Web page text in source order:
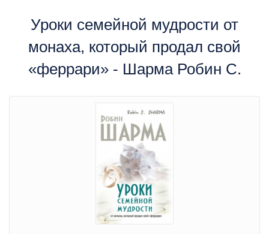
Уроки семейной мудрости от
монаха, который продал свой
«феррари» - Шарма Робин С.